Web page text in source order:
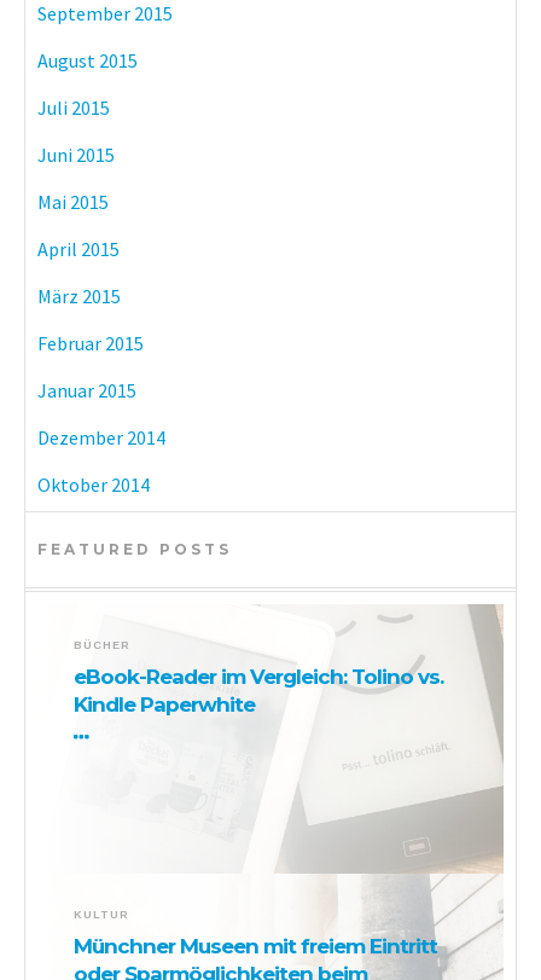
September 2015
August 2015
Juli 2015
Juni 2015
Mai 2015
April 2015
März 2015
Februar 2015
Januar 2015
Dezember 2014
Oktober 2014
FEATURED POSTS
BÜCHER
eBook-Reader im Vergleich: Tolino vs.
Kindle Paperwhite
KULTUR
Münchner Museen mit freiem Eintritt
oder Sparmöglichkeiten beim